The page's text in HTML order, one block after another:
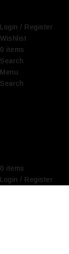
Login / Register
Wishlist
0 items
Search
Menu
Search
0 items
Login / Register